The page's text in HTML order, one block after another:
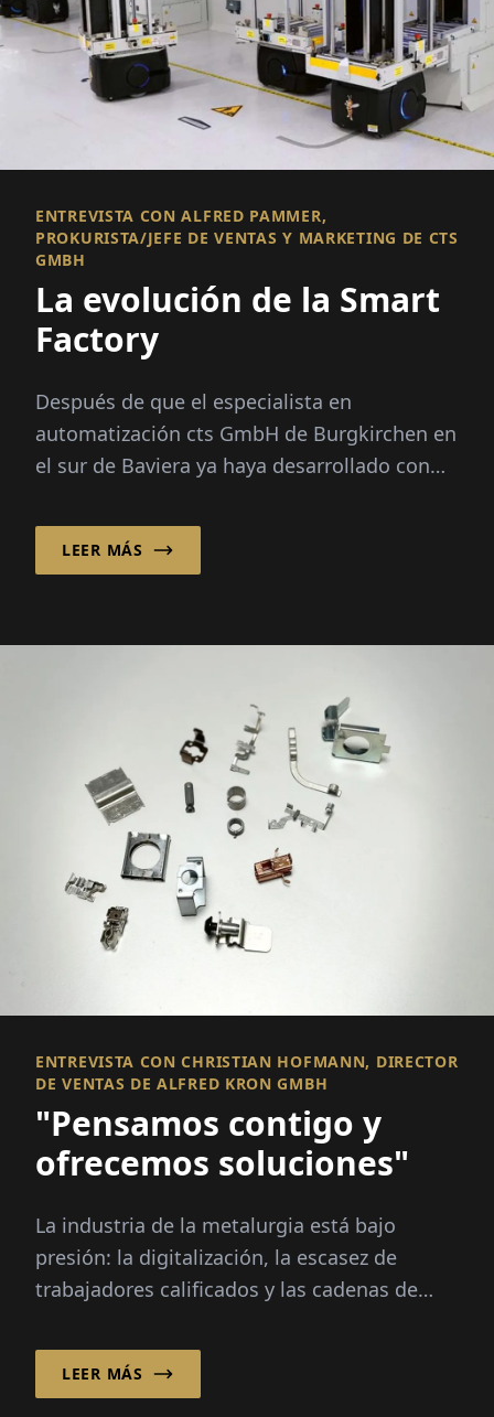
ENTREVISTA CON ALFRED PAMMER,
PROKURISTA/JEFE DE VENTAS Y MARKETING DE CTS
GMBH
La evolución de la Smart
Factory
Después de que el especialista en
automatización cts GmbH de Burgkirchen en
el sur de Baviera ya haya desarrollado con
inteligente para aplicaciones de almacén...
LEER MÁS
ENTREVISTA CON CHRISTIAN HOFMANN, DIRECTOR
DE VENTAS DE ALFRED KRON GMBH
"Pensamos contigo y
ofrecemos soluciones"
La industria de la metalurgia está bajo
presión: la digitalización, la escasez de
trabajadores calificados y las cadenas de
desafíos...
LEER MÁS